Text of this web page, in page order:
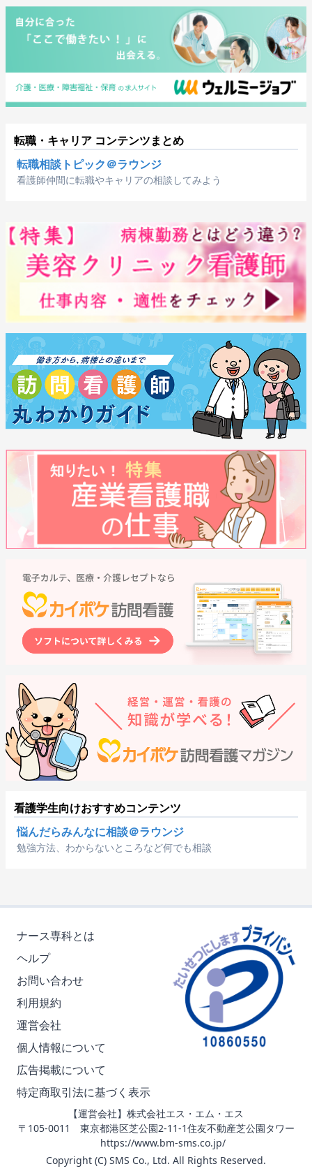
転職・キャリア コンテンツまとめ
転職相談トピック＠ラウンジ
看護師仲間に転職やキャリアの相談してみよう
看護学生向けおすすめコンテンツ
悩んだらみんなに相談＠ラウンジ
勉強方法、わからないところなど何でも相談
ナース専科とは
ヘルプ
お問い合わせ
利用規約
運営会社
個人情報について
広告掲載について
特定商取引法に基づく表示
【運営会社】株式会社エス・エム・エス
〒105-0011 東京都港区芝公園2-11-1住友不動産芝公園タワー
https://www.bm-sms.co.jp/
Copyright (C) SMS Co., Ltd. All Rights Reserved.